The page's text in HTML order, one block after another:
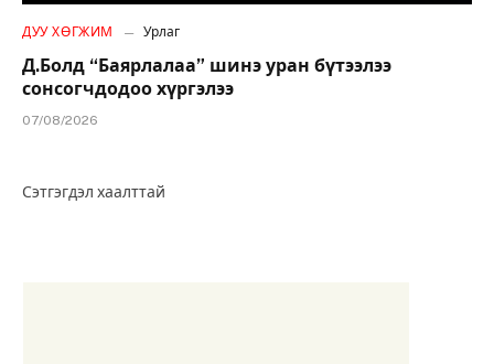
ДУУ ХӨГЖИМ Урлаг
Д.Болд “Баярлалаа” шинэ уран бүтээлээ
сонсогчдодоо хүргэлээ
07/08/2026
Сэтгэгдэл хаалттай